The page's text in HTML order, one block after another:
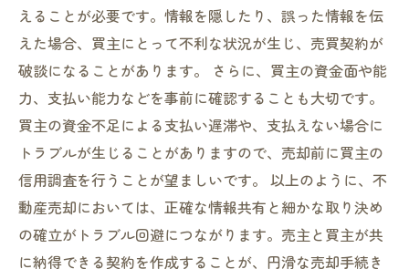
えることが必要です。情報を隠したり、誤った情報を伝
えた場合、買主にとって不利な状況が生じ、売買契約が
破談になることがあります。 さらに、買主の資金面や能
力、支払い能力などを事前に確認することも大切です。
買主の資金不足による支払い遅滞や、支払えない場合に
トラブルが生じることがありますので、売却前に買主の
信用調査を行うことが望ましいです。 以上のように、不
動産売却においては、正確な情報共有と細かな取り決め
の確立がトラブル回避につながります。売主と買主が共
に納得できる契約を作成することが、円滑な売却手続き